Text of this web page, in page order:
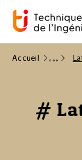
Accueil
#